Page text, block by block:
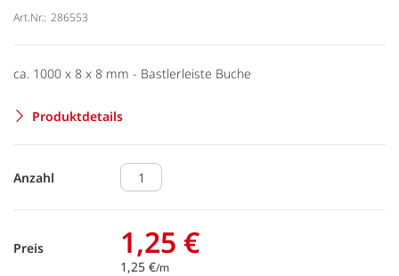
Art.Nr.: 286553
ca. 1000 x 8 x 8 mm - Bastlerleiste Buche
Produktdetails
Anzahl
Preis 1,25 €
1,25 €/m